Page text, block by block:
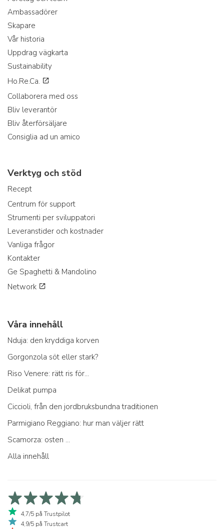
Ambassadörer
Skapare
Vår historia
Uppdrag vägkarta
Sustainability
Ho.Re.Ca.
Collaborera med oss
Bliv leverantör
Bliv återförsäljare
Consiglia ad un amico
Verktyg och stöd
Recept
Centrum för support
Strumenti per sviluppatori
Leveranstider och kostnader
Vanliga frågor
Kontakter
Ge Spaghetti & Mandolino
Network
Våra innehåll
Nduja: den kryddiga korven
Gorgonzola söt eller stark?
Riso Venere: rätt ris för...
Delikat pumpa
Ciccioli, från den jordbruksbundna traditionen
Parmigiano Reggiano: hur man väljer rätt
Scamorza: osten ...
Alla innehåll
4,7/5 på Trustpilot
4,9/5 på Trustcart